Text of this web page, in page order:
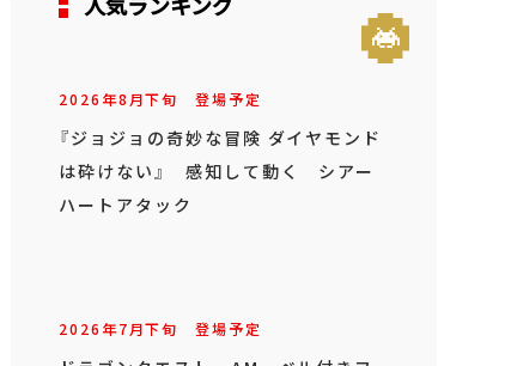
2026年8月下旬 登場予定
『ジョジョの奇妙な冒険 ダイヤモンド
は砕けない』 感知して動く シアー
ハートアタック
2026年7月下旬 登場予定